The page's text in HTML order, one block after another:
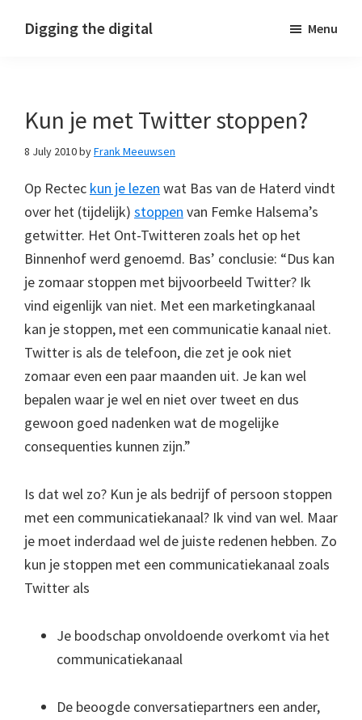
Digging the digital Menu
Kun je met Twitter stoppen?
8 July 2010byFrank Meeuwsen
Op Rectec kun je lezen wat Bas van de Haterd vindt
over het (tijdelijk) stoppen van Femke Halsema’s
getwitter. Het Ont-Twitteren zoals het op het
Binnenhof werd genoemd. Bas’ conclusie: “Dus kan
je zomaar stoppen met bijvoorbeeld Twitter? Ik
vind eigenlijk van niet. Met een marketingkanaal
kan je stoppen, met een communicatie kanaal niet.
Twitter is als de telefoon, die zet je ook niet
zomaar even een paar maanden uit. Je kan wel
bepalen waar je wel en niet over tweet en dus
gewoon goed nadenken wat de mogelijke
consequenties kunnen zijn.”
Is dat wel zo? Kun je als bedrijf of persoon stoppen
met een communicatiekanaal? Ik vind van wel. Maar
je moet inderdaad wel de juiste redenen hebben. Zo
kun je stoppen met een communicatiekanaal zoals
Twitter als
Je boodschap onvoldoende overkomt via het
communicatiekanaal
De beoogde conversatiepartners een ander,